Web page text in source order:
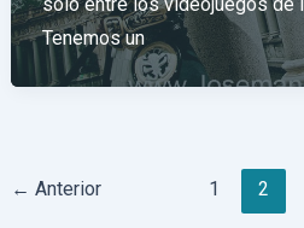
Tenemos un
Paginación
← Anterior 1 2